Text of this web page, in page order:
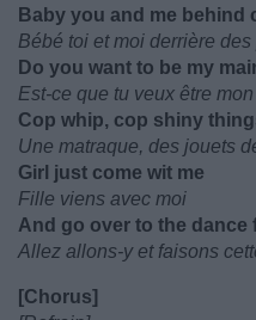
Baby you and me behind
Bébé toi et moi derrière
Do you want to be my
Est-ce que tu veux être
Cop whip, cop shiny
Une matraque, des jouets
Girl just come wit me
Fille viens avec moi
And go over to the dance
Allez allons-y et faisons
[Chorus]